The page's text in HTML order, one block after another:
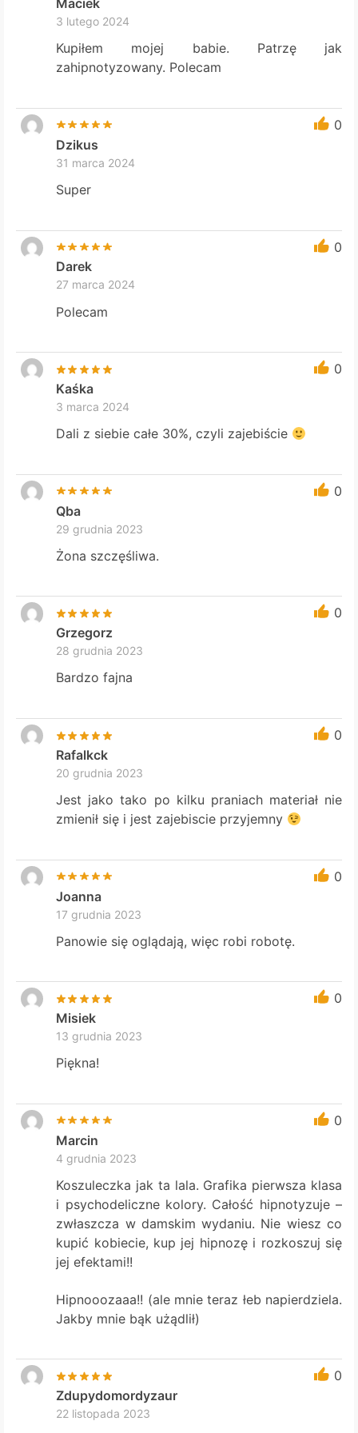
Maciek
3 lutego 2024
Kupiłem mojej babie. Patrzę jak
zahipnotyzowany. Polecam
0
Dzikus
31 marca 2024
Super
0
Darek
27 marca 2024
Polecam
0
Kaśka
3 marca 2024
Dali z siebie całe 30%, czyli zajebiście
0
Qba
29 grudnia 2023
Żona szczęśliwa.
0
Grzegorz
28 grudnia 2023
Bardzo fajna
0
Rafalkck
20 grudnia 2023
Jest jako tako po kilku praniach materiał nie
zmienił się i jest zajebiscie przyjemny
0
Joanna
17 grudnia 2023
Panowie się oglądają, więc robi robotę.
0
Misiek
13 grudnia 2023
Piękna!
0
Marcin
4 grudnia 2023
Koszuleczka jak ta lala. Grafika pierwsza klasa
i psychodeliczne kolory. Całość hipnotyzuje –
zwłaszcza w damskim wydaniu. Nie wiesz co
kupić kobiecie, kup jej hipnozę i rozkoszuj się
jej efektami!!
Hipnooozaaa!! (ale mnie teraz łeb napierdziela.
Jakby mnie bąk użądlił)
0
Zdupydomordyzaur
22 listopada 2023